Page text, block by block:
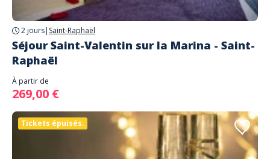
2 jours| Saint-Raphaël
Séjour Saint-Valentin sur la Marina - Saint-
Raphaël
À partir de
269,00 €
Tickets épuisés.